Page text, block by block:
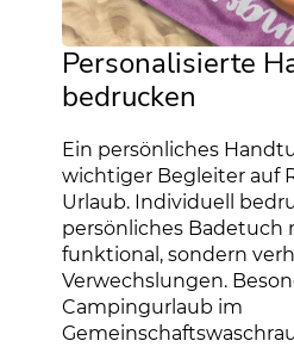
Personalisierte
bedrucken
Ein persönliches
wichtiger Begleiter auf
Urlaub. Individuell
persönliches Badetuch
funktional, sondern
Verwechslungen.
Campingurlaub im